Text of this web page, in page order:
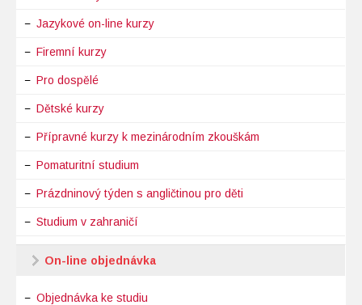
Jazykové on-line kurzy
Firemní kurzy
Pro dospělé
Dětské kurzy
Přípravné kurzy k mezinárodním zkouškám
Pomaturitní studium
Prázdninový týden s angličtinou pro děti
Studium v zahraničí
On-line objednávka
Objednávka ke studiu